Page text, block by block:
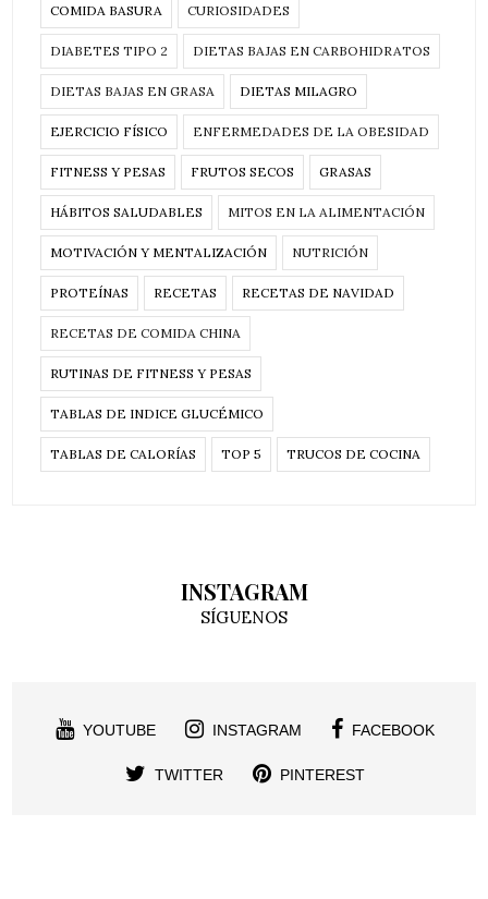
COMIDA BASURA CURIOSIDADES
DIABETES TIPO 2 DIETAS BAJAS EN CARBOHIDRATOS
DIETAS BAJAS EN GRASA DIETAS MILAGRO
EJERCICIO FÍSICO ENFERMEDADES DE LA OBESIDAD
FITNESS Y PESAS FRUTOS SECOS GRASAS
HÁBITOS SALUDABLES MITOS EN LA ALIMENTACIÓN
MOTIVACIÓN Y MENTALIZACIÓN NUTRICIÓN
PROTEÍNAS RECETAS RECETAS DE NAVIDAD
RECETAS DE COMIDA CHINA
RUTINAS DE FITNESS Y PESAS
TABLAS DE INDICE GLUCÉMICO
TABLAS DE CALORÍAS TOP 5 TRUCOS DE COCINA
INSTAGRAM
SÍGUENOS
YOUTUBE INSTAGRAM FACEBOOK
TWITTER PINTEREST